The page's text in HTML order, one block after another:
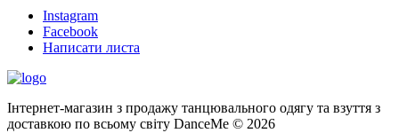
Instagram
Facebook
Написати листа
Інтернет-магазин з продажу танцювального одягу та взуття з
доставкою по всьому світу DanceMe © 2026